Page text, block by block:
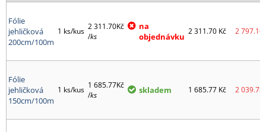
Fólie
jehličková
200cm/100m
1 ks/kus 2 311.70Kč
/ks
na
objednávku
2 311.70 Kč 2 797.16
Fólie
jehličková
150cm/100m
1 ks/kus 1 685.77Kč
/ks skladem 1 685.77 Kč 2 039.78